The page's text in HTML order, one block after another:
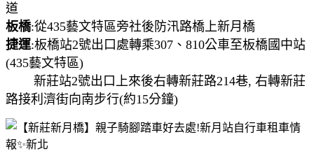
道
板橋:從435藝文特區旁社後防汛路橋上新月橋
捷運:板橋站2號出口處轉乘307、810公車至板橋國中站
(435藝文特區)
新莊站2號出口上來後右轉新莊路214巷, 右轉新莊
路接利濟街向南步行(約15分鐘)